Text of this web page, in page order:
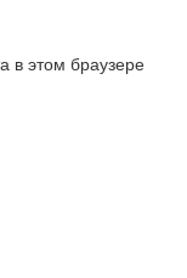
в этом браузере